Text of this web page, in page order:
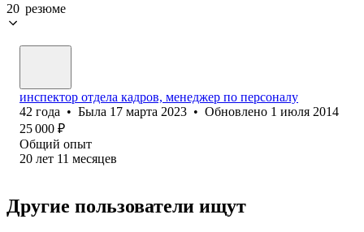
20 резюме
инспектор отдела кадров, менеджер по персоналу
42 года • Была 17 марта 2023 • Обновлено 1 июля 2014
25 000 ₽
Общий опыт
20 лет 11 месяцев
Другие пользователи ищут